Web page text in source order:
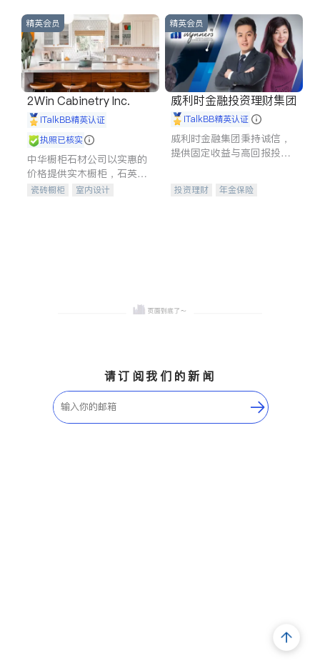
精英会员
2Win Cabinetry Inc.
iTalkBB精英认证
执照已核实
中华橱柜石材公司以实惠的
价格提供实木橱柜，石英石
台面，多种优质不锈钢水
瓷砖橱柜
室内设计
精英会员
威利时金融投资理财集团
iTalkBB精英认证
威利时金融集团秉持诚信，
提供固定收益与高回报投资
合，助力客户实现目标
投资理财
年金保险
请订阅我们的新闻